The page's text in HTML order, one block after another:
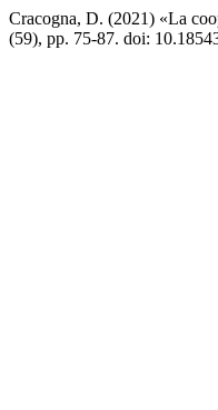
Cracogna, D. (2021) «La
(59), pp. 75-87. doi: